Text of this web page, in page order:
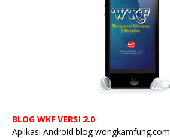
BLOG WKF VERSI 2.0
Aplikasi Android blog wongkamfung.com